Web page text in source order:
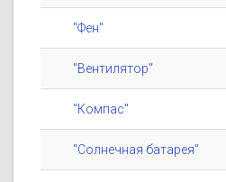
"Фен"
"Вентилятор"
"Компас"
"Солнечная батарея"